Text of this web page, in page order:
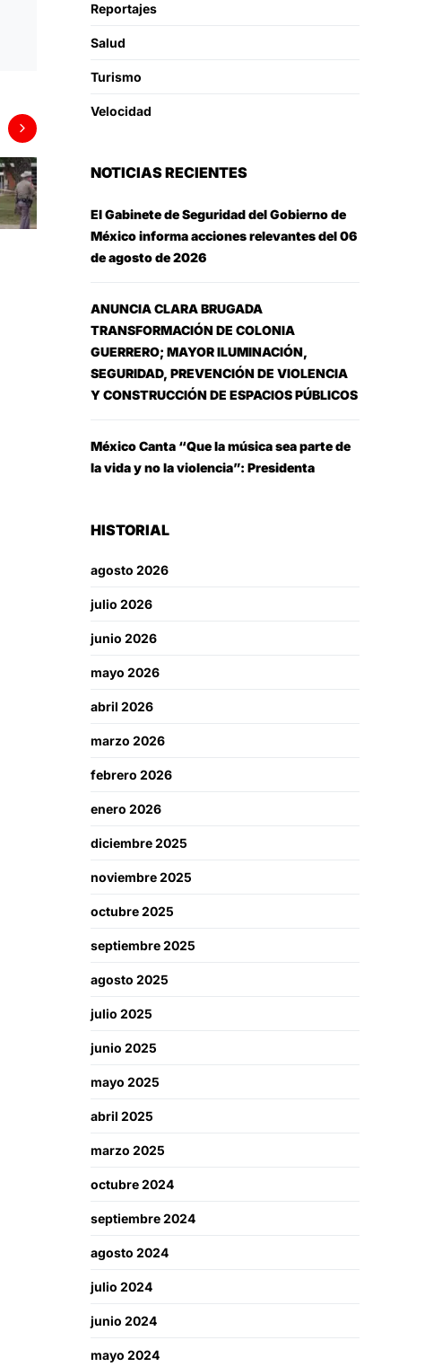
Reportajes
Salud
Turismo
Velocidad
NOTICIAS RECIENTES
El Gabinete de Seguridad del Gobierno de
México informa acciones relevantes del 06
de agosto de 2026
ANUNCIA CLARA BRUGADA
TRANSFORMACIÓN DE COLONIA
GUERRERO; MAYOR ILUMINACIÓN,
SEGURIDAD, PREVENCIÓN DE VIOLENCIA
Y CONSTRUCCIÓN DE ESPACIOS PÚBLICOS
México Canta “Que la música sea parte de
la vida y no la violencia”: Presidenta
HISTORIAL
agosto 2026
julio 2026
junio 2026
mayo 2026
abril 2026
marzo 2026
febrero 2026
enero 2026
diciembre 2025
noviembre 2025
octubre 2025
septiembre 2025
agosto 2025
julio 2025
junio 2025
mayo 2025
abril 2025
marzo 2025
octubre 2024
septiembre 2024
agosto 2024
julio 2024
junio 2024
mayo 2024